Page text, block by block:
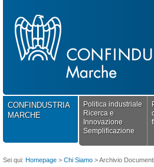
CONFINDUSTRIA
MARCHE
Politica industriale
Ricerca e
Innovazione
Semplificazione
Sei qui: Homepage > Chi Siamo >Archivio Documenti